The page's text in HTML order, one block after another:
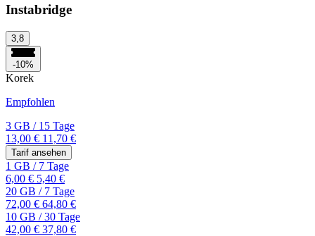
Instabridge
3,8
-10%
Korek
Empfohlen
3 GB /15 Tage
13,00 € 11,70 €
Tarif ansehen
1 GB /7 Tage
6,00 € 5,40 €
20 GB /7 Tage
72,00 € 64,80 €
10 GB /30 Tage
42,00 € 37,80 €